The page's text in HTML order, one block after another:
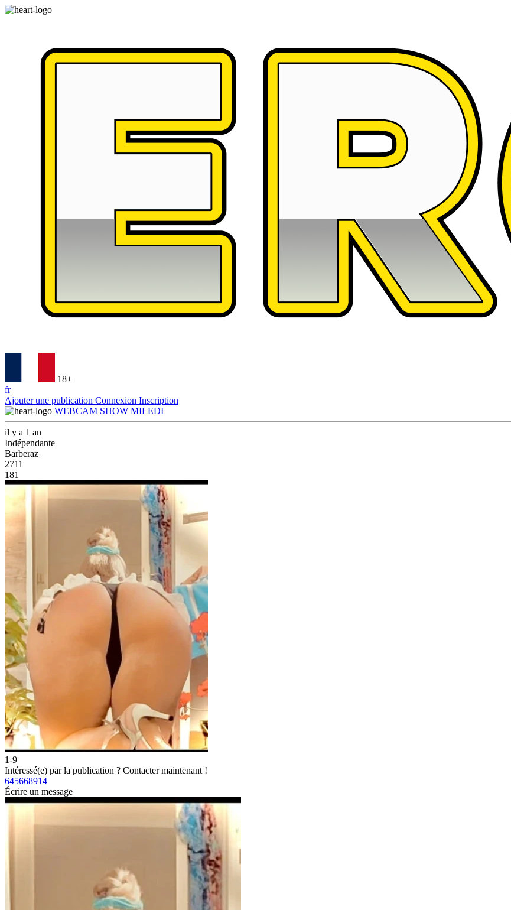
18+
fr
Ajouter une publication Connexion Inscription
WEBCAM SHOW MILEDI
il y a 1 an
Indépendante
Barberaz
2711
181
1-9
Intéressé(e) par la publication ? Contacter maintenant !
645668914
Écrire un message